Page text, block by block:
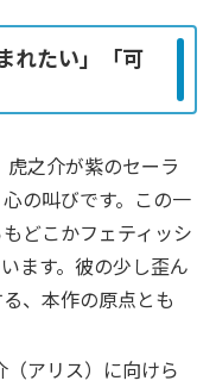
れたい」「可
虎之介が紫のセーラ
の叫びです。この一
どこかフェティッシ
ます。彼の少し歪ん
、本作の原点とも
アリス）に向けら